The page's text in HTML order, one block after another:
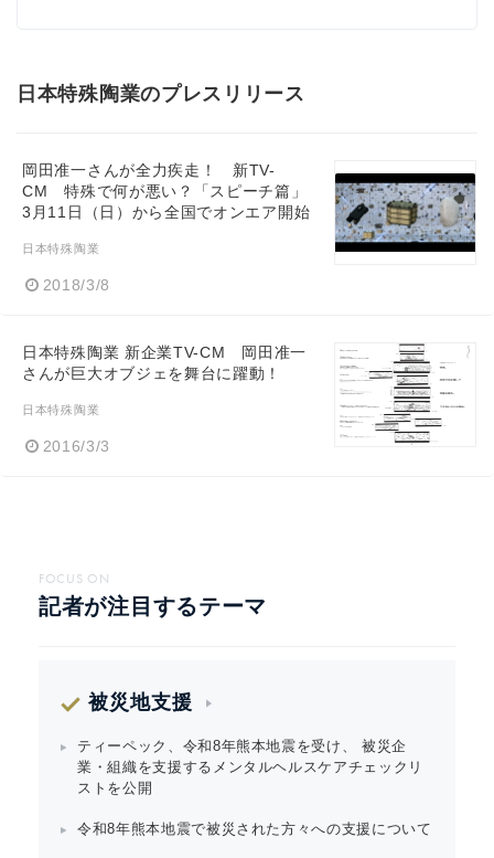
日本特殊陶業のプレスリリース
岡田准一さんが全力疾走！ 新TV-
CM 特殊で何が悪い？「スピーチ篇」
3月11日（日）から全国でオンエア開始
日本特殊陶業
2018/3/8
日本特殊陶業 新企業TV-CM 岡田准一
さんが巨大オブジェを舞台に躍動！
日本特殊陶業
2016/3/3
FOCUS ON
記者が注目するテーマ
被災地支援
ティーペック、令和8年熊本地震を受け、 被災企
業・組織を支援するメンタルヘルスケアチェックリ
ストを公開
令和8年熊本地震で被災された方々への支援について